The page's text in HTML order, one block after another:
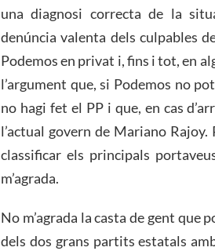
una diagnosi correcta de la
denúncia valenta dels culpables
Podemos en privat i, fins i tot, en
l’argument que, si Podemos no
no hagi fet el PP i que, en cas
l’actual govern de Mariano
classificar els principals
m’agrada.
No m’agrada la casta de gent que
dels dos grans partits estatals